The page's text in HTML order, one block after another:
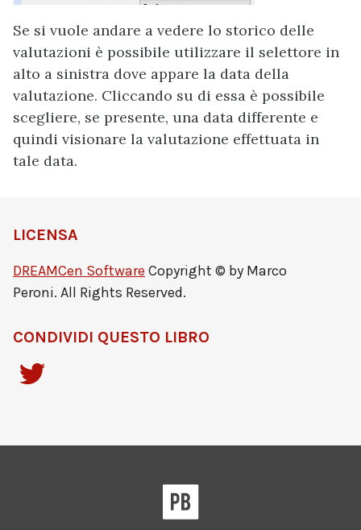
Se si vuole andare a vedere lo storico delle
valutazioni è possibile utilizzare il selettore in
alto a sinistra dove appare la data della
valutazione. Cliccando su di essa è possibile
scegliere, se presente, una data differente e
quindi visionare la valutazione effettuata in
tale data.
LICENSA
DREAMCen Software Copyright © by Marco
Peroni. All Rights Reserved.
CONDIVIDI QUESTO LIBRO